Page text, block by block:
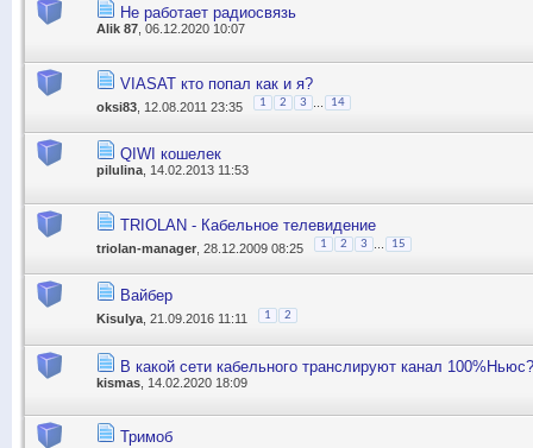
Не работает радиосвязь
Alik 87 , 06.12.2020 10:07
VIASAT кто попал как и я?
oksi83 , 12.08.2011 23:35 1 2 3 ... 14
QIWI кошелек
pilulina , 14.02.2013 11:53
TRIOLAN - Кабельное телевидение
triolan-manager , 28.12.2009 08:25 1 2 3 ... 15
Вайбер
Kisulya , 21.09.2016 11:11 1 2
В какой сети кабельного транслируют канал 100%Ньюс?
kismas , 14.02.2020 18:09
Тримоб